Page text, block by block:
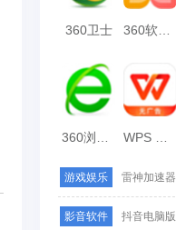
360卫士 360软件管家
游戏娱乐 雷神加速器
影音软件 抖音电脑版